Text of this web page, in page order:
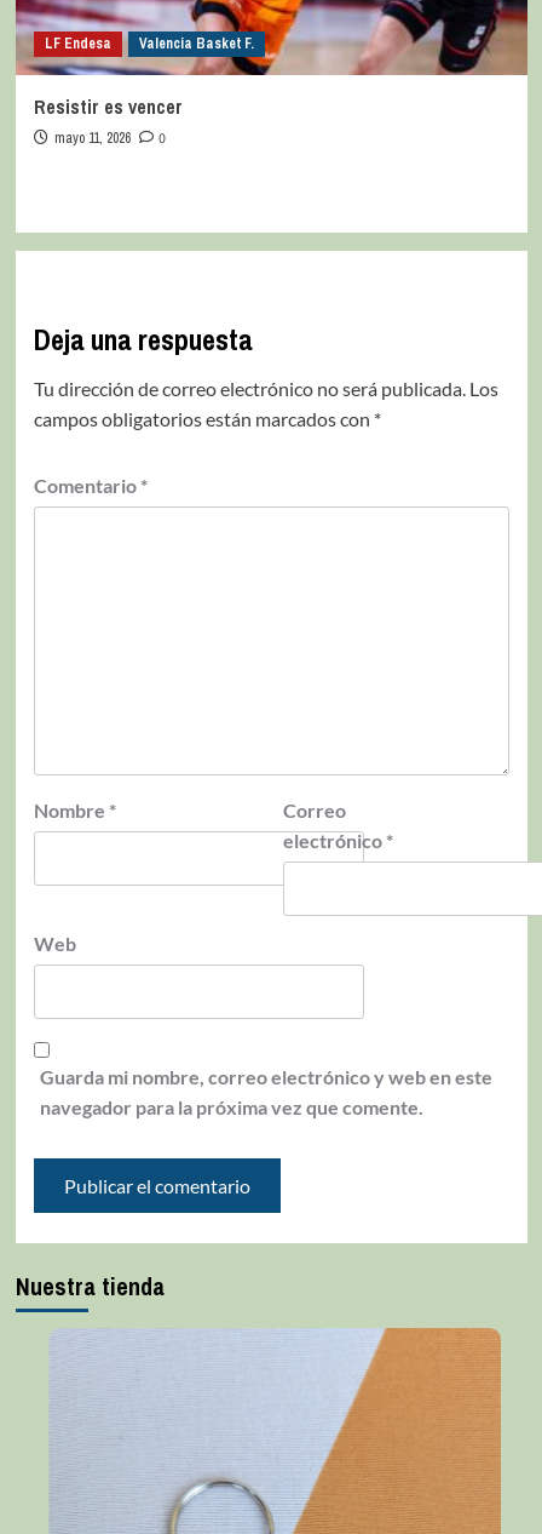
LF Endesa Valencia Basket F.
Resistir es vencer
mayo 11, 2026 0
Deja una respuesta
Tu dirección de correo electrónico no será publicada. Los
campos obligatorios están marcados con *
Comentario *
Nombre *
Correo
electrónico *
Web
Guarda mi nombre, correo electrónico y web en este
navegador para la próxima vez que comente.
Nuestra tienda